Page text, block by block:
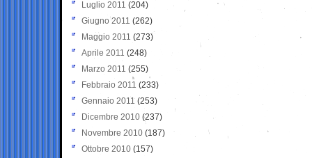
Luglio 2011 (204)
Giugno 2011 (262)
Maggio 2011 (273)
Aprile 2011 (248)
Marzo 2011 (255)
Febbraio 2011 (233)
Gennaio 2011 (253)
Dicembre 2010 (237)
Novembre 2010 (187)
Ottobre 2010 (157)